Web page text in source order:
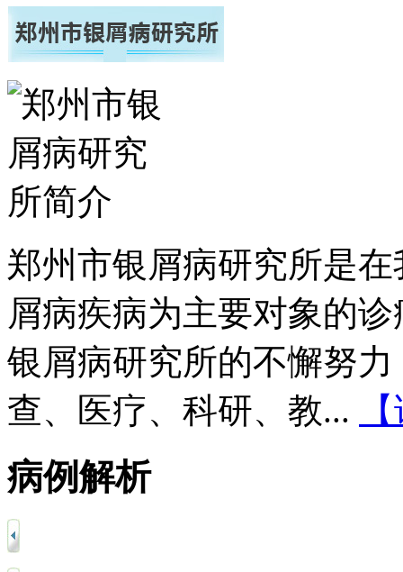
郑州市银屑病研究所是
屑病疾病为主要对象的
银屑病研究所的不懈努
查、医疗、科研、教...
病例解析